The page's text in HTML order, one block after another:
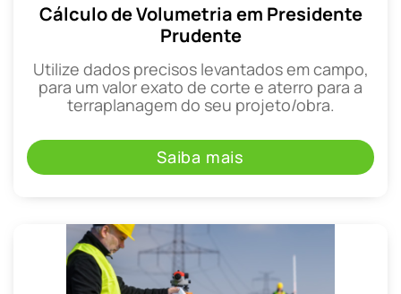
Cálculo de Volumetria em Presidente
Prudente
Utilize dados precisos levantados em campo,
para um valor exato de corte e aterro para a
terraplanagem do seu projeto/obra.
Saiba mais